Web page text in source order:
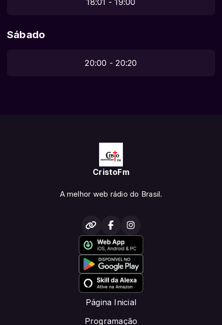
18:01 - 19:00
Sábado
20:00 - 20:20
CristoFm
A melhor web rádio do Brasil.
Página Inicial
Programação